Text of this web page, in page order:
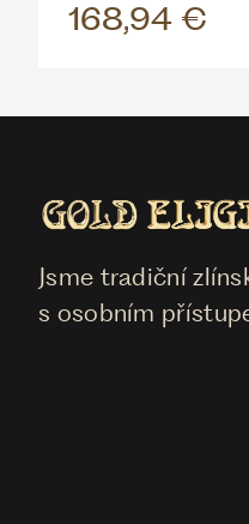
168,94 €
Jsme tradiční
s osobním